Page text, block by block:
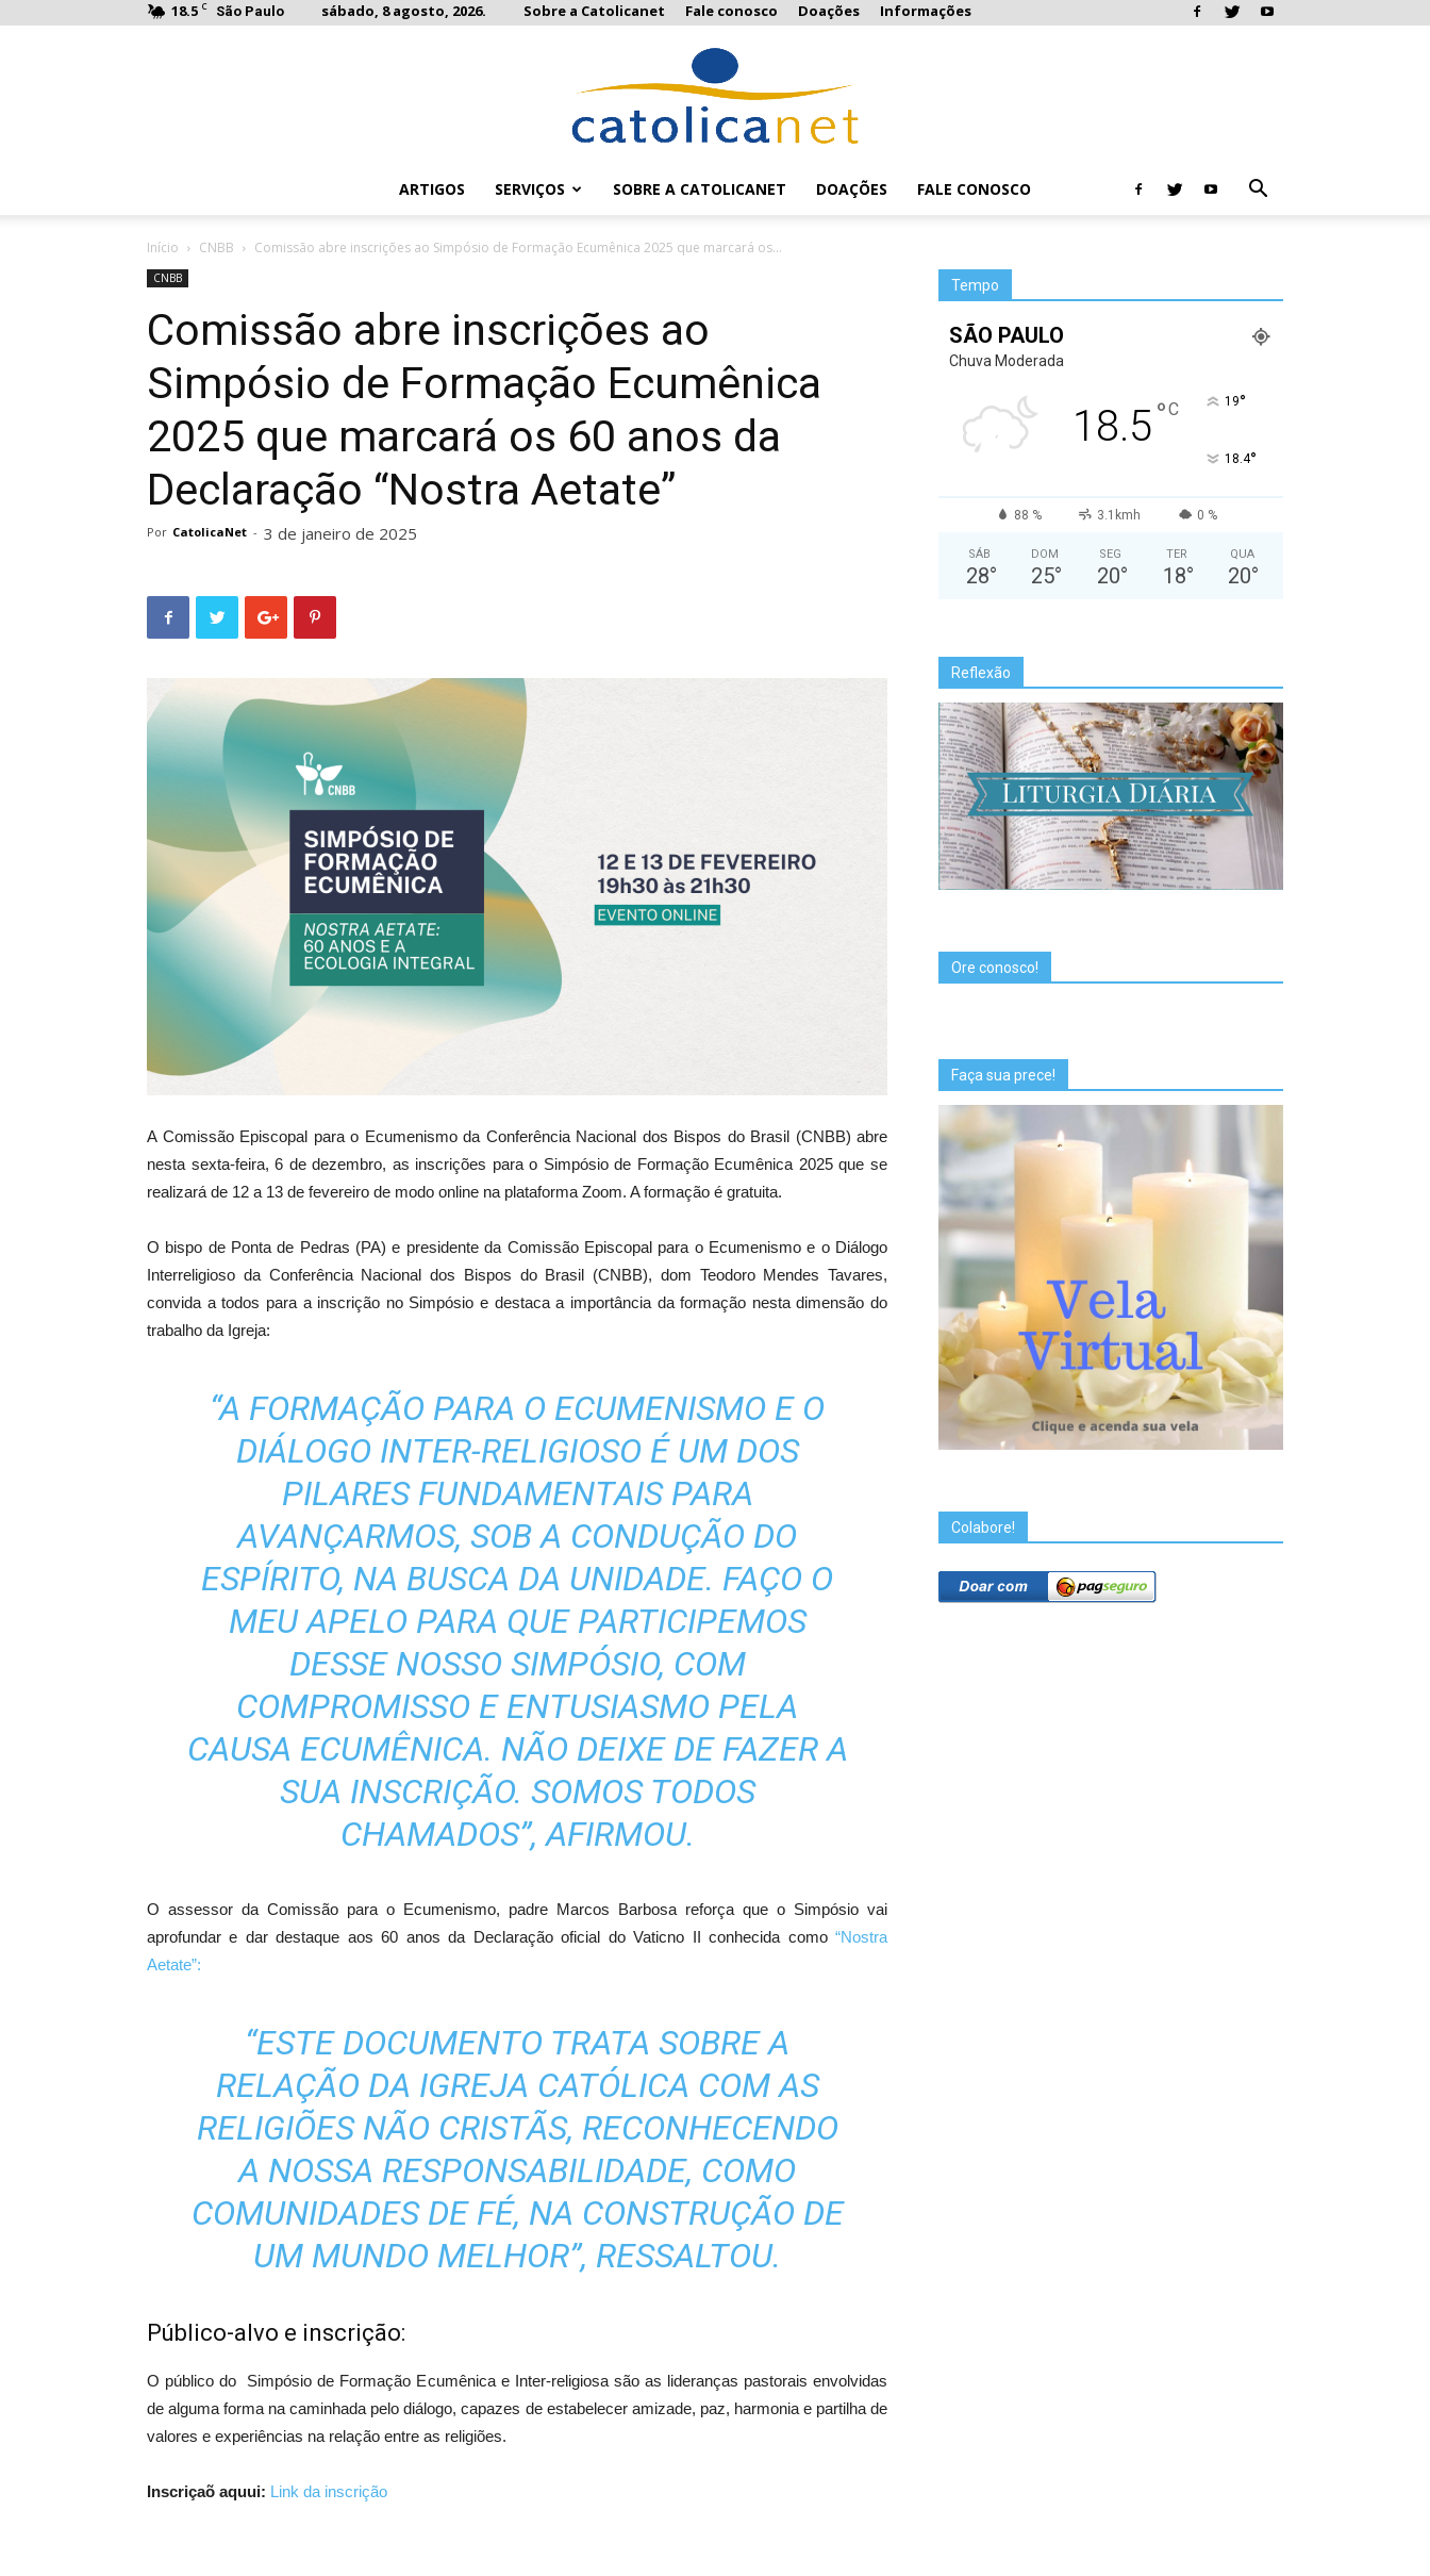
18.5 C São Paulo sábado, 8 agosto, 2026. Sobre a Catolicanet Fale conosco Doações Informações
ARTIGOS SERVIÇOS SOBRE A CATOLICANET DOAÇÕES FALE CONOSCO
Início CNBB Comissão abre inscrições ao Simpósio de Formação Ecumênica 2025 que marcará os...
CNBB
Comissão abre inscrições ao
Simpósio de Formação Ecumênica
2025 que marcará os 60 anos da
Declaração “Nostra Aetate”
Por CatolicaNet - 3 de janeiro de 2025
A Comissão Episcopal para o Ecumenismo da Conferência Nacional dos Bispos do Brasil (CNBB) abre
nesta sexta-feira, 6 de dezembro, as inscrições para o Simpósio de Formação Ecumênica 2025 que se
realizará de 12 a 13 de fevereiro de modo online na plataforma Zoom. A formação é gratuita.
O bispo de Ponta de Pedras (PA) e presidente da Comissão Episcopal para o Ecumenismo e o Diálogo
Interreligioso da Conferência Nacional dos Bispos do Brasil (CNBB), dom Teodoro Mendes Tavares,
convida a todos para a inscrição no Simpósio e destaca a importância da formação nesta dimensão do
trabalho da Igreja:
“A FORMAÇÃO PARA O ECUMENISMO E O
DIÁLOGO INTER-RELIGIOSO É UM DOS
PILARES FUNDAMENTAIS PARA
AVANÇARMOS, SOB A CONDUÇÃO DO
ESPÍRITO, NA BUSCA DA UNIDADE. FAÇO O
MEU APELO PARA QUE PARTICIPEMOS
DESSE NOSSO SIMPÓSIO, COM
COMPROMISSO E ENTUSIASMO PELA
CAUSA ECUMÊNICA. NÃO DEIXE DE FAZER A
SUA INSCRIÇÃO. SOMOS TODOS
CHAMADOS”, AFIRMOU.
O assessor da Comissão para o Ecumenismo, padre Marcos Barbosa reforça que o Simpósio vai
aprofundar e dar destaque aos 60 anos da Declaração oficial do Vaticno II conhecida como “Nostra
Aetate”:
“ESTE DOCUMENTO TRATA SOBRE A
RELAÇÃO DA IGREJA CATÓLICA COM AS
RELIGIÕES NÃO CRISTÃS, RECONHECENDO
A NOSSA RESPONSABILIDADE, COMO
COMUNIDADES DE FÉ, NA CONSTRUÇÃO DE
UM MUNDO MELHOR”, RESSALTOU.
Público-alvo e inscrição:
O público do Simpósio de Formação Ecumênica e Inter-religiosa são as lideranças pastorais envolvidas
de alguma forma na caminhada pelo diálogo, capazes de estabelecer amizade, paz, harmonia e partilha de
valores e experiências na relação entre as religiões.
Inscriçaõ aquui: Link da inscrição
Tempo
SÃO PAULO
Chuva Moderada
18.5°C 19°
18.4°
88 % 3.1kmh 0 %
SÁB
28°
DOM
25°
SEG
20°
TER
18°
QUA
20°
Reflexão
Ore conosco!
Faça sua prece!
Colabore!